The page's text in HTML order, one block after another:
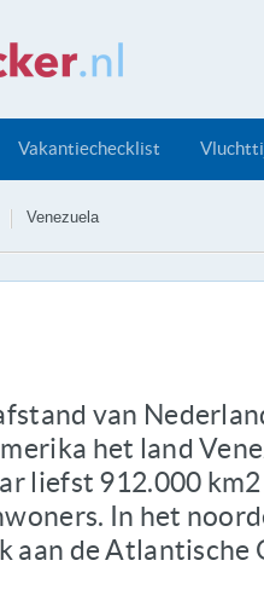
Vakantiechecklist
Venezuela
van
het land
liefst 912.000
In het
aan de Atlantische